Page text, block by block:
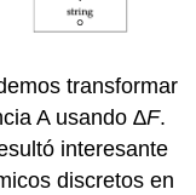
transformar
A usando∆F.
interesante
discretos en